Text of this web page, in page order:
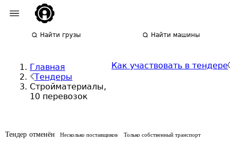
Найти грузы Найти машины
Главная
Тендеры
Стройматериалы,
10 перевозок
Как участвовать в тендере
Тендер отменён Несколько поставщиков Только собственный транспорт